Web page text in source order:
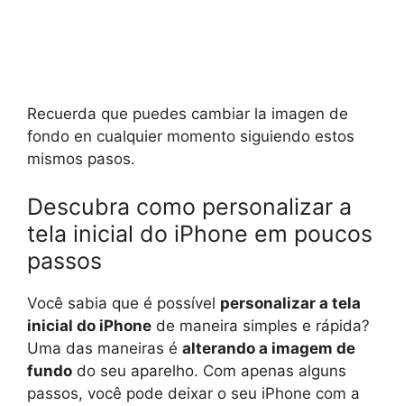
Recuerda que puedes cambiar la imagen de
fondo en cualquier momento siguiendo estos
mismos pasos.
Descubra como personalizar a
tela inicial do iPhone em poucos
passos
Você sabia que é possível personalizar a tela
inicial do iPhone de maneira simples e rápida?
Uma das maneiras é alterando a imagem de
fundo do seu aparelho. Com apenas alguns
passos, você pode deixar o seu iPhone com a